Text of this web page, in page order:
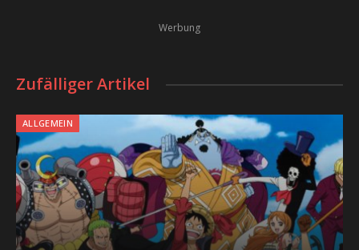
Werbung
Zufälliger Artikel
ALLGEMEIN